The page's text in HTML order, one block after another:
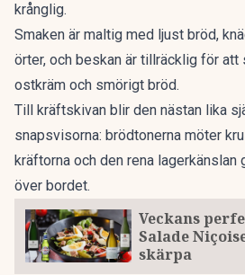
krånglig.
Smaken är maltig med ljust bröd,
örter, och beskan är tillräcklig för att
ostkräm och smörigt bröd.
Till kräftskivan blir den nästan lika
snapsvisorna: brödtonerna möter
kräftorna och den rena
över bordet.
Veckans
Salade
skärpa